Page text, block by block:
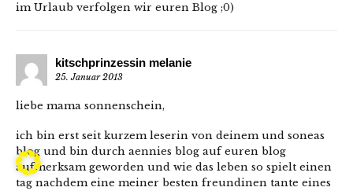
im Urlaub verfolgen wir euren Blog ;0)
kitschprinzessin melanie
25. Januar 2013
liebe mama sonnenschein,
ich bin erst seit kurzem leserin von deinem und soneas
blog und bin durch aennies blog auf euren blog
aufmerksam geworden und wie das leben so spielt einen
tag nachdem eine meiner besten freundinen tante eines